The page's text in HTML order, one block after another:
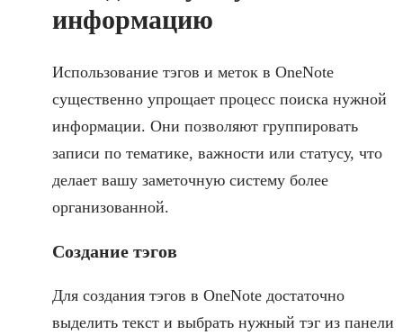
информацию
Использование тэгов и меток в OneNote
существенно упрощает процесс поиска нужной
информации. Они позволяют группировать
записи по тематике, важности или статусу, что
делает вашу заметочную систему более
организованной.
Создание тэгов
Для создания тэгов в OneNote достаточно
выделить текст и выбрать нужный тэг из панели